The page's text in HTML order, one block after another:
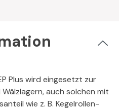
Plus wird eingesetzt zur
auch solchen mit
wie z. B. Kegelrollen-